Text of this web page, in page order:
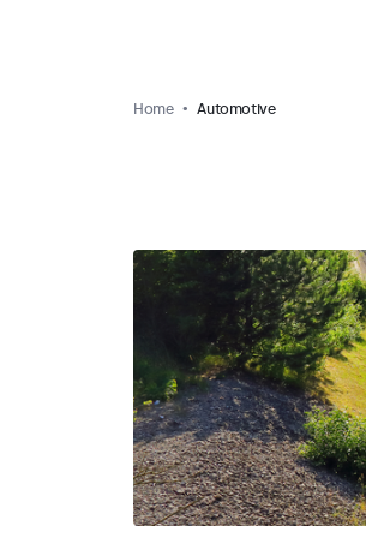
Home Automotive